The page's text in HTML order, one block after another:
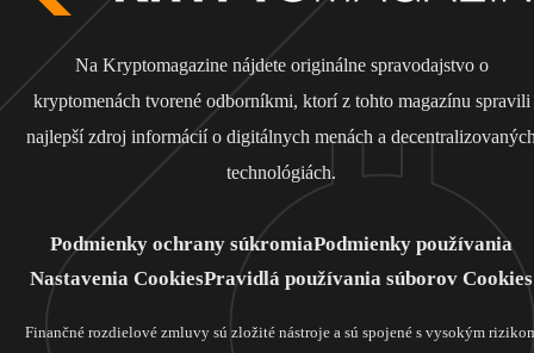
Na Kryptomagazine nájdete originálne spravodajstvo o
kryptomenách tvorené odborníkmi, ktorí z tohto magazínu spravili
najlepší zdroj informácií o digitálnych menách a
technológiách.
Podmienky ochrany súkromiaPodmienky používania
Nastavenia CookiesPravidlá používania súborov Cookies
Finančné rozdielové zmluvy sú zložité nástroje a sú spojené s vysokým